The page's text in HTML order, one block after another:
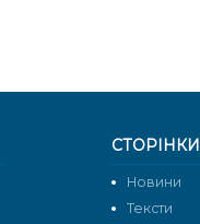
СТОРІНКИ
Новини
Тексти